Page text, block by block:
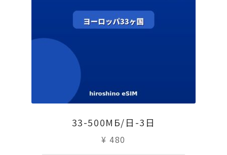
33-500МБ/日-3日
¥ 480